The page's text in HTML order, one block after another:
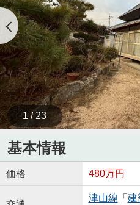
1 / 23
基本情報
価格 480万円
津山線 「 建